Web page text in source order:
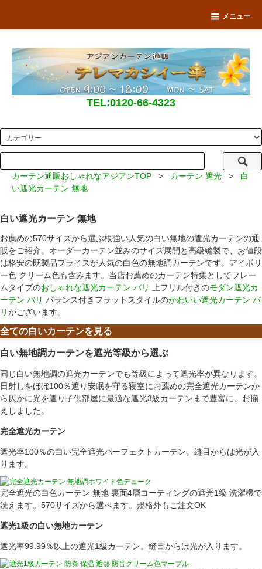
メニュー
TEL:0120-66-4323
カーテン通販おしゃれなアジアンTOP > カーテン 遮光 > 白
い遮光カーテン 無地
白い遮光カーテン 無地
お薦めの570サイズから選ぶ根強い人気の白い無地の遮光カーテンの通
販をご紹介。オーダーカーテン並みのサイズ展開と高級縫製で、お値段
は格安の既製品プライスが人気の白色の無地調カーテンです。アイボリ
ー色 クリーム色も含みます。当店お薦めのカーテン特集としてフレー
ムタイプのおしゃれな遮光カーテン バリ 上フリル付きのモダン遮光カ
ーテン バリ バランス付きフラットスタイルのかわいい遮光カーテン バ
リがございます。
全ての白いカーテンを見る
白い無地調カーテンを遮光等級から選ぶ
同じ白い無地調の遮光カーテンでも等級によって遮光率が異なります。
日射しをほぼ100％遮り安眠を守る寝室にお薦めの完全遮光カーテンか
ら仄かに光を遮り子供部屋に最適な遮光3級カーテンまで豊富に、お揃
えしました。
完全遮光カーテン
遮光率100％の白い完全遮光パーフェクトカーテン。縫目からは光が入
ります。
完全遮光の白色カーテン 無地 裏面4層コーティングの遮光1級 洗濯機で
洗えます。570サイズから選べます。規格外もご注文OK
遮光1級の白い無地カーテン
遮光率99.99％以上の遮光1級カーテン。縫目からは光が入ります。